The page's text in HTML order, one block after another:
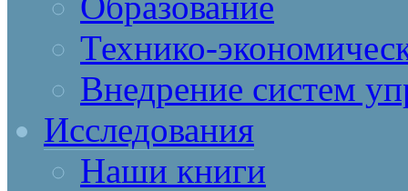
Технико-
Внедрение систем
Исследования
Наши книги